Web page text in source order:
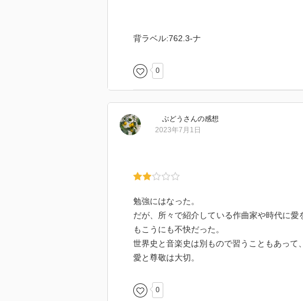
背ラベル:762.3-ナ
0
ぶどう さんの感想
2023年7月1日
勉強にはなった。
だが、所々で紹介している作曲家や時代に
もこうにも不快だった。
世界史と音楽史は別もので習うこともあって
愛と尊敬は大切。
0